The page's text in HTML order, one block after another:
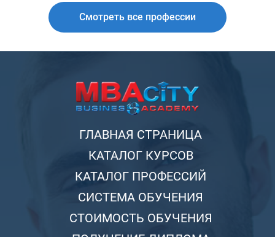
Смотреть все профессии
ГЛАВНАЯ СТРАНИЦА
КАТАЛОГ КУРСОВ
КАТАЛОГ ПРОФЕССИЙ
СИСТЕМА ОБУЧЕНИЯ
СТОИМОСТЬ ОБУЧЕНИЯ